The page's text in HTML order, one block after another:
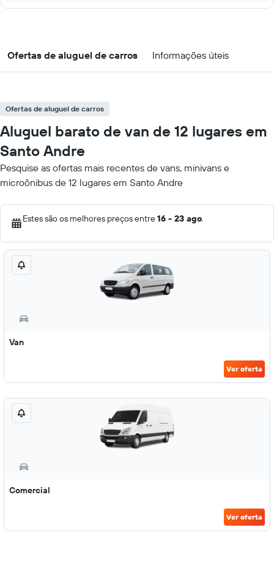
Ofertas de aluguel de carros Informações úteis
Ofertas de aluguel de carros
Aluguel barato de van de 12 lugares em
Santo Andre
Pesquise as ofertas mais recentes de vans, minivans e
microônibus de 12 lugares em Santo Andre
Estes são os melhores preços entre16 - 23 ago.
Van
Ver oferta
Comercial
Ver oferta